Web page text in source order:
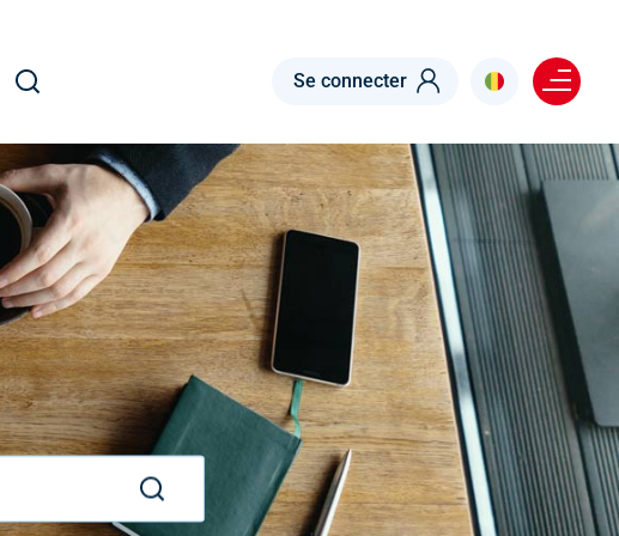
Se connecter Menu right